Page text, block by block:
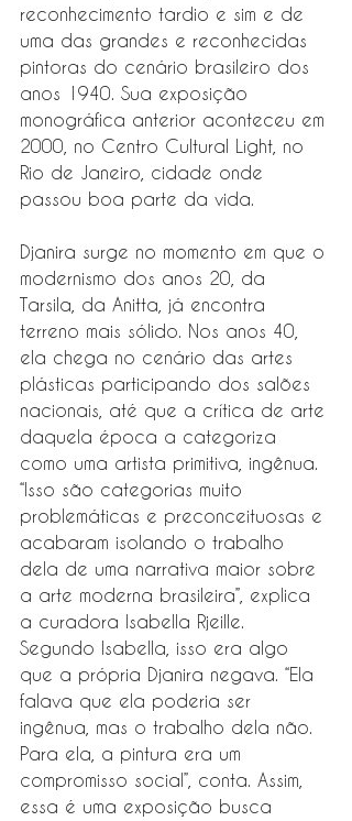
reconhecimento tardio e sim e de
uma das grandes e reconhecidas
pintoras do cenário brasileiro dos
anos 1940. Sua exposição
monográfica anterior aconteceu em
2000, no Centro Cultural Light, no
Rio de Janeiro, cidade onde
passou boa parte da vida.
Djanira surge no momento em que o
modernismo dos anos 20, da
Tarsila, da Anitta, já encontra
terreno mais sólido. Nos anos 40,
ela chega no cenário das artes
plásticas participando dos salões
nacionais, até que a crítica de arte
daquela época a categoriza
como uma artista primitiva, ingênua.
“Isso são categorias muito
problemáticas e preconceituosas e
acabaram isolando o trabalho
dela de uma narrativa maior sobre
a arte moderna brasileira”, explica
a curadora Isabella Rjeille.
Segundo Isabella, isso era algo
que a própria Djanira negava. “Ela
falava que ela poderia ser
ingênua, mas o trabalho dela não.
Para ela, a pintura era um
compromisso social”, conta. Assim,
essa é uma exposição busca